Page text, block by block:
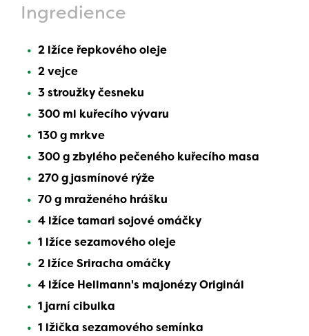
Ingredience
2 lžíce řepkového oleje
2 vejce
3 stroužky česneku
300 ml kuřecího vývaru
130 g mrkve
300 g zbylého pečeného kuřecího masa
270 g jasmínové rýže
70 g mraženého hrášku
4 lžíce tamari sojové omáčky
1 lžíce sezamového oleje
2 lžíce Sriracha omáčky
4 lžíce Hellmann's majonézy Originál
1 jarní cibulka
1 lžička sezamového semínka